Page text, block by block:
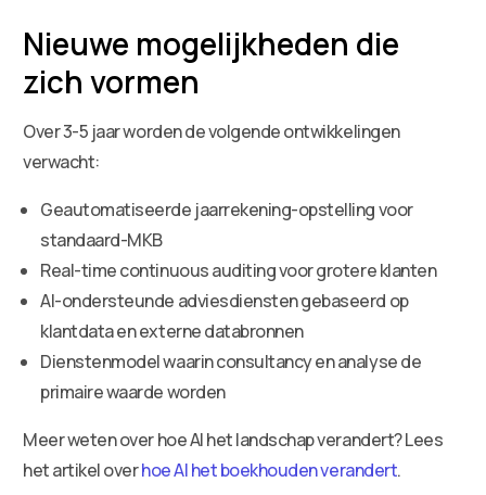
Nieuwe mogelijkheden die
zich vormen
Over 3-5 jaar worden de volgende ontwikkelingen
verwacht:
Geautomatiseerde jaarrekening-opstelling voor
standaard-MKB
Real-time continuous auditing voor grotere klanten
AI-ondersteunde adviesdiensten gebaseerd op
klantdata en externe databronnen
Dienstenmodel waarin consultancy en analyse de
primaire waarde worden
Meer weten over hoe AI het landschap verandert? Lees
het artikel overhoe AI het boekhouden verandert.